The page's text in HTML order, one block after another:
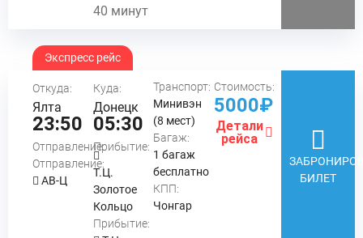
40 минут
Экспресс рейс
Откуда:
Ялта
23:50
Отправление:
Отправление:
АВ-Ц
Куда:
Донецк
05:30
Прибытие:
Т.Ц.
Золотое
Кольцо
Прибытие:
Транспорт:
Минивэн
(8 мест)
Багаж:
1 багаж
бесплатно
КПП:
Чонгар
Стоимость:
5000₽
Детали
рейса
БИЛЕТ